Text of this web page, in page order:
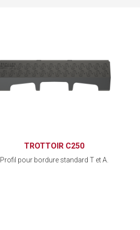
TROTTOIR C250
Profil pour bordure standard T et A.